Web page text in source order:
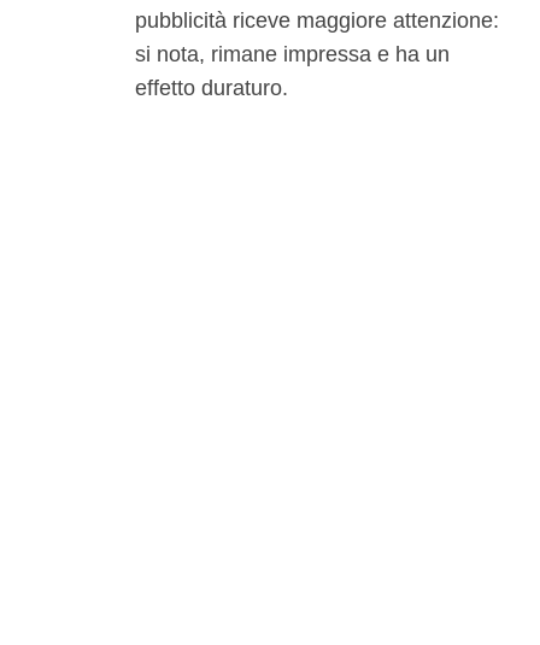
pubblicità riceve maggiore attenzione:
si nota, rimane impressa e ha un
effetto duraturo.